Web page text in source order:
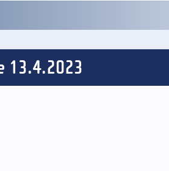
13.4.2023